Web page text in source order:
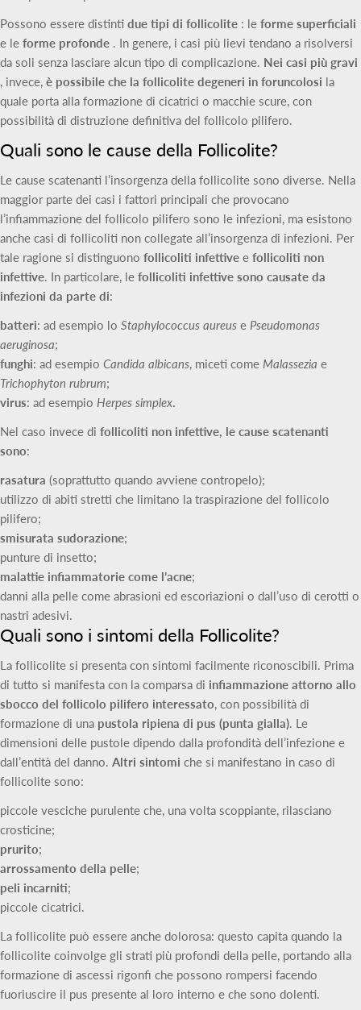
Possono essere distinti due tipi di follicolite : le forme superficiali
e le forme profonde . In genere, i casi più lievi tendano a risolversi
da soli senza lasciare alcun tipo di complicazione. Nei casi più gravi
, invece, è possibile che la follicolite degeneri in foruncolosi la
quale porta alla formazione di cicatrici o macchie scure, con
possibilità di distruzione definitiva del follicolo pilifero.
Quali sono le cause della Follicolite?
Le cause scatenanti l’insorgenza della follicolite sono diverse. Nella
maggior parte dei casi i fattori principali che provocano
l’infiammazione del follicolo pilifero sono le infezioni, ma esistono
anche casi di follicoliti non collegate all’insorgenza di infezioni. Per
tale ragione si distinguono follicoliti infettive e follicoliti non
infettive. In particolare, le follicoliti infettive sono causate da
infezioni da parte di:
batteri: ad esempio lo Staphylococcus aureus e Pseudomonas
aeruginosa;
funghi: ad esempio Candida albicans, miceti come Malassezia e
Trichophyton rubrum;
virus: ad esempio Herpes simplex.
Nel caso invece di follicoliti non infettive, le cause scatenanti
sono:
rasatura (soprattutto quando avviene contropelo);
utilizzo di abiti stretti che limitano la traspirazione del follicolo
pilifero;
smisurata sudorazione;
punture di insetto;
malattie infiammatorie come l’acne;
danni alla pelle come abrasioni ed escoriazioni o dall’uso di cerotti o
nastri adesivi.
Quali sono i sintomi della Follicolite?
La follicolite si presenta con sintomi facilmente riconoscibili. Prima
di tutto si manifesta con la comparsa di infiammazione attorno allo
sbocco del follicolo pilifero interessato, con possibilità di
formazione di una pustola ripiena di pus (punta gialla). Le
dimensioni delle pustole dipendo dalla profondità dell’infezione e
dall’entità del danno. Altri sintomi che si manifestano in caso di
follicolite sono:
piccole vesciche purulente che, una volta scoppiante, rilasciano
crosticine;
prurito;
arrossamento della pelle;
peli incarniti;
piccole cicatrici.
La follicolite può essere anche dolorosa: questo capita quando la
follicolite coinvolge gli strati più profondi della pelle, portando alla
formazione di ascessi rigonfi che possono rompersi facendo
fuoriuscire il pus presente al loro interno e che sono dolenti.